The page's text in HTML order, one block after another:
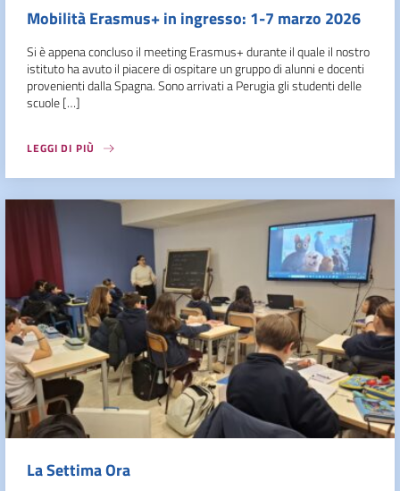
Mobilità Erasmus+ in ingresso: 1-7 marzo 2026
Si è appena concluso il meeting Erasmus+ durante il quale il nostro
istituto ha avuto il piacere di ospitare un gruppo di alunni e docenti
provenienti dalla Spagna. Sono arrivati a Perugia gli studenti delle
scuole […]
LEGGI DI PIÙ
La Settima Ora